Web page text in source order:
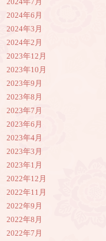
2024年7月
2024年6月
2024年3月
2024年2月
2023年12月
2023年10月
2023年9月
2023年8月
2023年7月
2023年6月
2023年4月
2023年3月
2023年1月
2022年12月
2022年11月
2022年9月
2022年8月
2022年7月